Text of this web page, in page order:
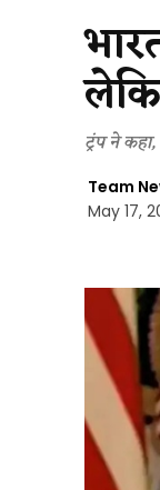
ट्रंप ने
Team
May 17,